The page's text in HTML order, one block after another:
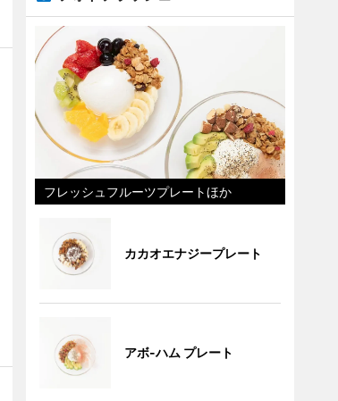
フレッシュフルーツプレートほか
カカオエナジープレート
アボ-ハム プレート